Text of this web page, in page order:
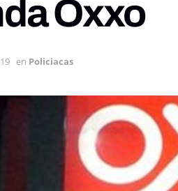
Oxxo
en Policiacas